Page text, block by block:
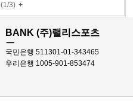
(1/3)+
BANK (주)랠리스포츠
ㅡ
국민은행 511301-01-343465
우리은행 1005-901-853474